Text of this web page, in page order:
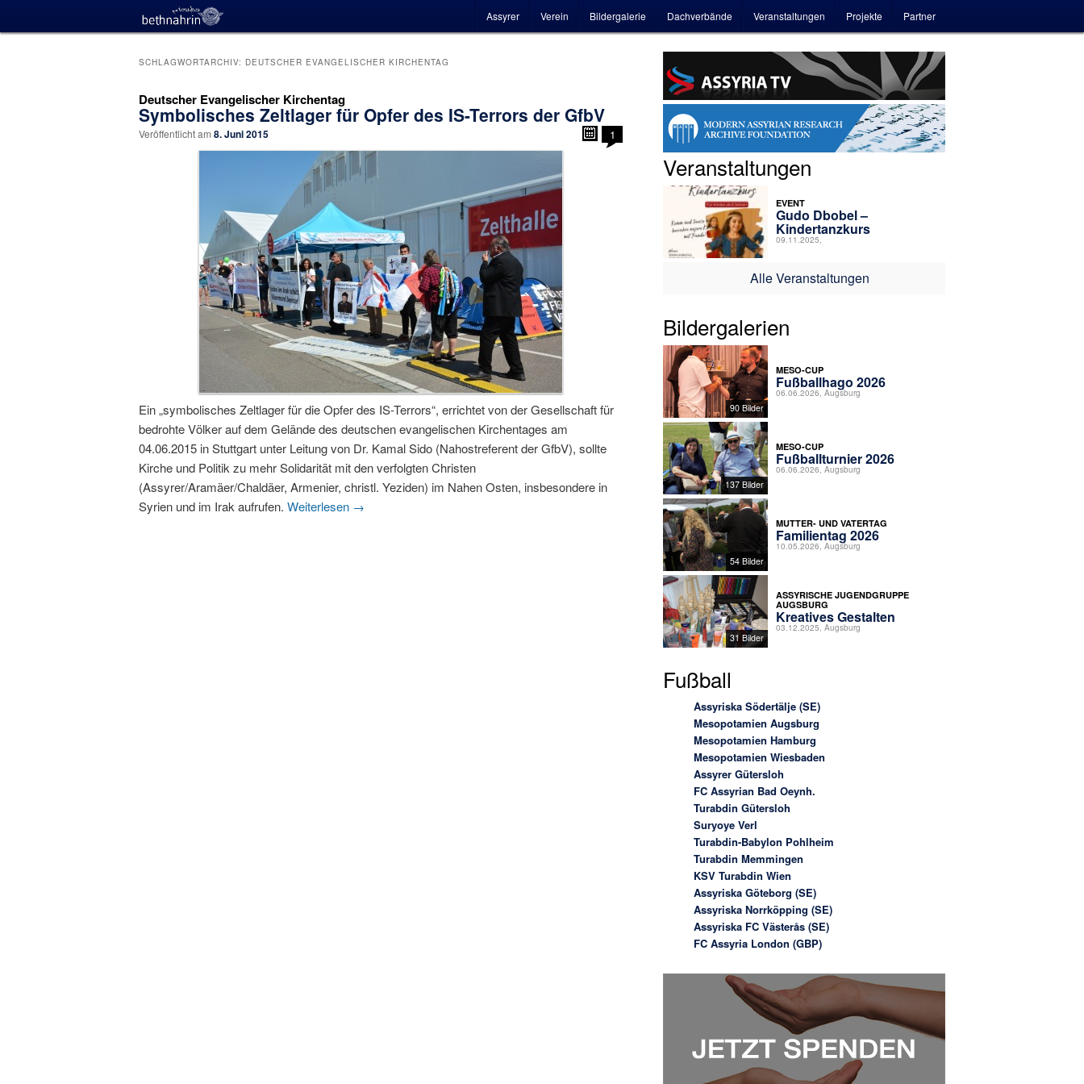
Hauptmenü
Assyrer Verein Bildergalerie Dachverbände Veranstaltungen Projekte Partner
SCHLAGWORTARCHIV: DEUTSCHER EVANGELISCHER KIRCHENTAG
Deutscher Evangelischer Kirchentag
Symbolisches Zeltlager für Opfer des IS-Terrors der GfbV
Veröffentlicht am 8. Juni 2015 1
Ein „symbolisches Zeltlager für die Opfer des IS-Terrors“, errichtet von der Gesellschaft für
bedrohte Völker auf dem Gelände des deutschen evangelischen Kirchentages am
04.06.2015 in Stuttgart unter Leitung von Dr. Kamal Sido (Nahostreferent der GfbV), sollte
Kirche und Politik zu mehr Solidarität mit den verfolgten Christen
(Assyrer/Aramäer/Chaldäer, Armenier, christl. Yeziden) im Nahen Osten, insbesondere in
Syrien und im Irak aufrufen. Weiterlesen →
Veranstaltungen
EVENT
Gudo Dbobel –
Kindertanzkurs
09.11.2025,
Alle Veranstaltungen
Bildergalerien
90 Bilder
MESO-CUP
Fußballhago 2026
06.06.2026, Augsburg
137 Bilder
MESO-CUP
Fußballturnier 2026
06.06.2026, Augsburg
54 Bilder
MUTTER- UND VATERTAG
Familientag 2026
10.05.2026, Augsburg
31 Bilder
ASSYRISCHE JUGENDGRUPPE
AUGSBURG
Kreatives Gestalten
03.12.2025, Augsburg
Fußball
Assyriska Södertälje (SE)
Mesopotamien Augsburg
Mesopotamien Hamburg
Mesopotamien Wiesbaden
Assyrer Gütersloh
FC Assyrian Bad Oeynh.
Turabdin Gütersloh
Suryoye Verl
Turabdin-Babylon Pohlheim
Turabdin Memmingen
KSV Turabdin Wien
Assyriska Göteborg (SE)
Assyriska Norrköpping (SE)
Assyriska FC Västerås (SE)
FC Assyria London (GBP)